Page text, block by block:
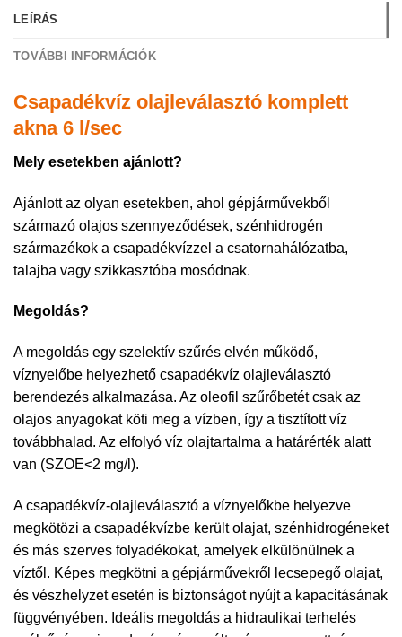
LEÍRÁS
TOVÁBBI INFORMÁCIÓK
Csapadékvíz olajleválasztó komplett
akna 6 l/sec
Mely esetekben ajánlott?
Ajánlott az olyan esetekben, ahol gépjárművekből
származó olajos szennyeződések, szénhidrogén
származékok a csapadékvízzel a csatornahálózatba,
talajba vagy szikkasztóba mosódnak.
Megoldás?
A megoldás egy szelektív szűrés elvén működő,
víznyelőbe helyezhető csapadékvíz olajleválasztó
berendezés alkalmazása. Az oleofil szűrőbetét csak az
olajos anyagokat köti meg a vízben, így a tisztított víz
továbbhalad. Az elfolyó víz olajtartalma a határérték alatt
van (SZOE<2 mg/l).
A csapadékvíz-olajleválasztó a víznyelőkbe helyezve
megkötözi a csapadékvízbe került olajat, szénhidrogéneket
és más szerves folyadékokat, amelyek elkülönülnek a
víztől. Képes megkötni a gépjárművekről lecsepegő olajat,
és vészhelyzet esetén is biztonságot nyújt a kapacitásának
függvényében. Ideális megoldás a hidraulikai terhelés